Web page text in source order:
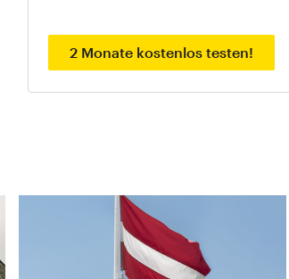
2 Monate kostenlos testen!